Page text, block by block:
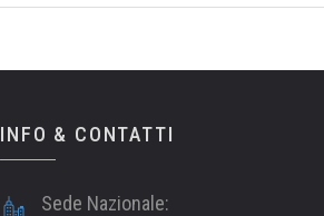
INFO & CONTATTI
Sede Nazionale: